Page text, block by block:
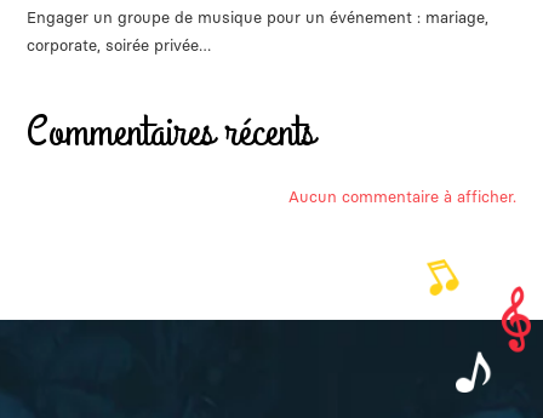
Engager un groupe de musique pour un événement : mariage,
corporate, soirée privée…
Commentaires récents
Aucun commentaire à afficher.